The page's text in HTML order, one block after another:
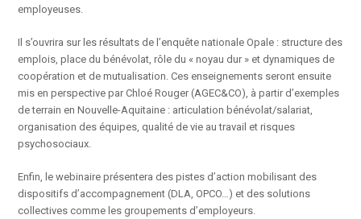
employeuses.
Il s’ouvrira sur les résultats de l’enquête nationale Opale : structure des
emplois, place du bénévolat, rôle du « noyau dur » et dynamiques de
coopération et de mutualisation. Ces enseignements seront ensuite
mis en perspective par Chloé Rouger (AGEC&CO), à partir d’exemples
de terrain en Nouvelle-Aquitaine : articulation bénévolat/salariat,
organisation des équipes, qualité de vie au travail et risques
psychosociaux.
Enfin, le webinaire présentera des pistes d’action mobilisant des
dispositifs d’accompagnement (DLA, OPCO…) et des solutions
collectives comme les groupements d’employeurs.